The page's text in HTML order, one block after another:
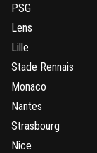
PSG
Lens
Lille
Stade Rennais
Monaco
Nantes
Strasbourg
Nice